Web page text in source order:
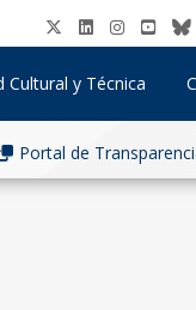
Cultural y Técnica
Portal de